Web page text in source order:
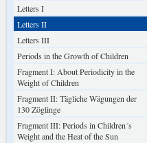
Letters I
Letters II
Letters III
Periods in the Growth of Children
Fragment I: About Periodicity in the
Weight of Children
Fragment II: Tägliche Wägungen der
130 Zöglinge
Fragment III: Periods in Children´s
Weight and the Heat of the Sun